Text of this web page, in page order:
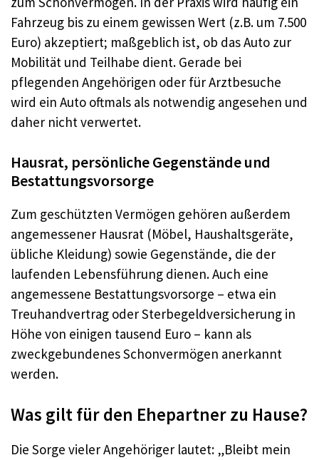
Fahrzeug bis zu einem gewissen Wert (z.B. um 7.500
Euro) akzeptiert; maßgeblich ist, ob das Auto zur
Mobilität und Teilhabe dient. Gerade bei
pflegenden Angehörigen oder für Arztbesuche
wird ein Auto oftmals als notwendig angesehen und
daher nicht verwertet.
Hausrat, persönliche Gegenstände und
Bestattungsvorsorge
Zum geschützten Vermögen gehören außerdem
angemessener Hausrat (Möbel, Haushaltsgeräte,
übliche Kleidung) sowie Gegenstände, die der
laufenden Lebensführung dienen. Auch eine
angemessene Bestattungsvorsorge – etwa ein
Treuhandvertrag oder Sterbegeldversicherung in
Höhe von einigen tausend Euro – kann als
zweckgebundenes Schonvermögen anerkannt
werden.
Was gilt für den Ehepartner zu Hause?
Die Sorge vieler Angehöriger lautet: „Bleibt mein